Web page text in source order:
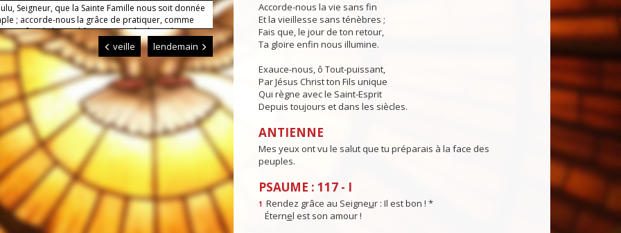
Seigneur, que la Sainte Famille nous soit donnée
; accorde-nous la grâce de pratiquer, comme
familiales et d'être unis par les liens de ton
avant de nous retrouver pour l'éternité dans la joie
veille lendemain
Accorde-nous la vie sans fin
Et la vieillesse sans ténèbres ;
Fais que, le jour de ton retour,
Ta gloire enfin nous illumine.
Exauce-nous, ô Tout-puissant,
Par Jésus Christ ton Fils unique
Qui règne avec le Saint-Esprit
Depuis toujours et dans les siècles.
ANTIENNE
Mes yeux ont vu le salut que tu préparais à la face des
peuples.
PSAUME : 117 - I
1 Rendez grâce au Seigneur : Il est bon ! *
Éternel est son amour !